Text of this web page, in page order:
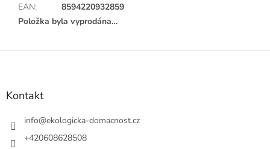
EAN:
8594220932859
Položka byla vyprodána…
Z
Kontakt
info@ekologicka-domacnost.cz
+420608628508